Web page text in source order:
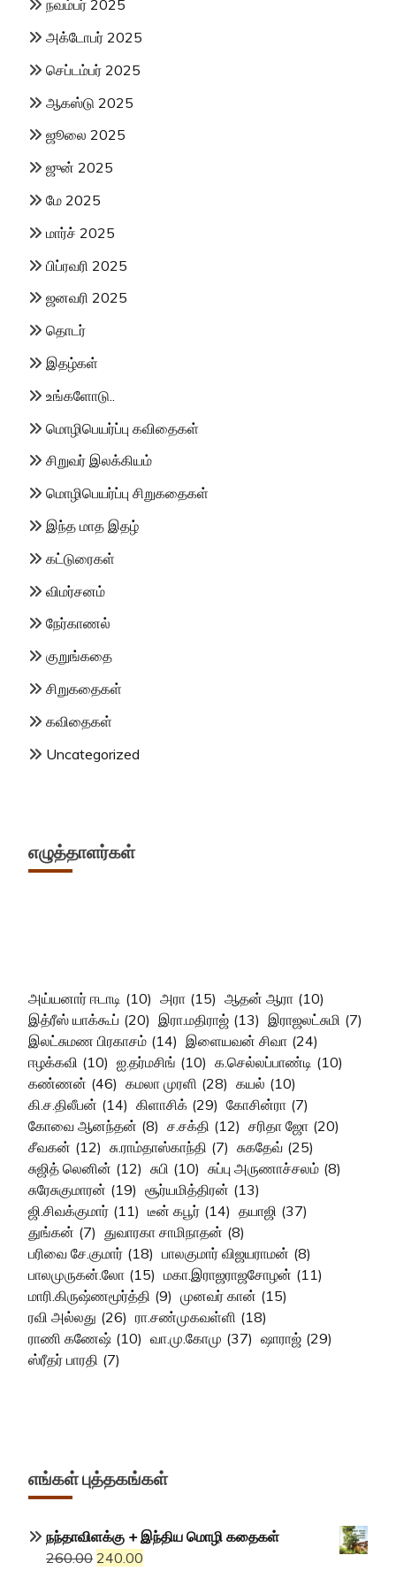
நவம்பர் 2025
அக்டோபர் 2025
செப்டம்பர் 2025
ஆகஸ்டு 2025
ஜூலை 2025
ஜுன் 2025
மே 2025
மார்ச் 2025
பிப்ரவரி 2025
ஜனவரி 2025
தொடர்
இதழ்கள்
உங்களோடு..
மொழிபெயர்ப்பு கவிதைகள்
சிறுவர் இலக்கியம்
மொழிபெயர்ப்பு சிறுகதைகள்
இந்த மாத இதழ்
கட்டுரைகள்
விமர்சனம்
நேர்காணல்
குறுங்கதை
சிறுகதைகள்
கவிதைகள்
Uncategorized
எழுத்தாளர்கள்
அய்யனார் ஈடாடி (10) அரா (15) ஆதன் ஆரா (10)
இத்ரீஸ் யாக்கூப் (20) இரா.மதிராஜ் (13) இராஜலட்சுமி (7)
இலட்சுமண பிரகாசம் (14) இளையவன் சிவா (24)
ஈழக்கவி (10) ஐ.தர்மசிங் (10) க.செல்லப்பாண்டி (10)
கண்ணன் (46) கமலா முரளி (28) கயல் (10)
கி.ச.திலீபன் (14) கிளாசிக் (29) கோசின்ரா (7)
கோவை ஆனந்தன் (8) ச.சக்தி (12) சரிதா ஜோ (20)
சீவகன் (12) சு.ராம்தாஸ்காந்தி (7) சுகதேவ் (25)
சுஜித் லெனின் (12) சுபி (10) சுப்பு அருணாச்சலம் (8)
சுரேசுகுமாரன் (19) சூர்யமித்திரன் (13)
ஜி.சிவக்குமார் (11) டீன் கபூர் (14) தயாஜி (37)
துங்கன் (7) துவாரகா சாமிநாதன் (8)
பரிவை சே.குமார் (18) பாலகுமார் விஜயராமன் (8)
பாலமுருகன்.லோ (15) மகா.இராஜராஜசோழன் (11)
மாரி.கிருஷ்ணமூர்த்தி (9) முனவர் கான் (15)
ரவி அல்லது (26) ரா.சண்முகவள்ளி (18)
ராணி கணேஷ் (10) வா.மு.கோமு (37) ஷாராஜ் (29)
ஸ்ரீதர் பாரதி (7)
எங்கள் புத்தகங்கள்
நந்தாவிளக்கு + இந்திய மொழி கதைகள்
260.00 Original
240.00